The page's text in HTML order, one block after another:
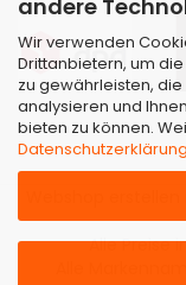
andere
Wir verwenden
Drittanbietern, um
zu gewährleisten,
analysieren und
bieten zu können.
Datenschutzerklärung
Alle Preise
Alle